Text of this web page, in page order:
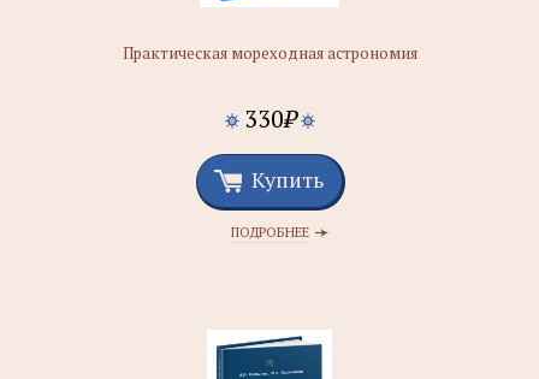
Практическая мореходная астрономия
330₽
Купить
ПОДРОБНЕЕ